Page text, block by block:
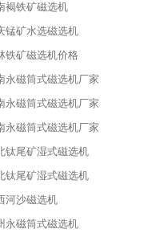
褐铁矿磁选机
锰矿水选磁选机
铁矿磁选机价格
永磁筒式磁选机厂家
永磁筒式磁选机厂家
永磁筒式磁选机厂家
钛尾矿湿式磁选机
钛尾矿湿式磁选机
河沙磁选机
永磁筒式磁选机